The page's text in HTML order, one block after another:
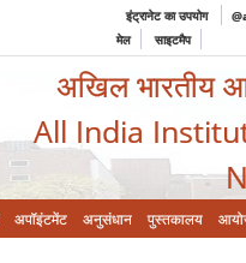
इंट्रानेट का उपयोग
मेल
साइटमैप
अखिल भारतीय
All India
अपॉइंटमेंट अनुसंधान पुस्तकालय